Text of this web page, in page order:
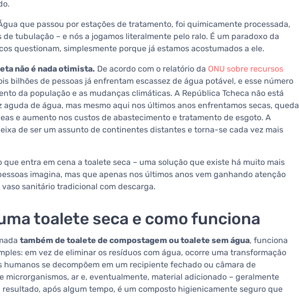
que passou por estações de tratamento, foi quimicamente processada,
tubulação – e nós a jogamos literalmente pelo ralo. É um paradoxo da
questionam, simplesmente porque já estamos acostumados a ele.
não é nada otimista. De acordo com o relatório da ONU sobre recursos
bilhões de pessoas já enfrentam escassez de água potável, e esse número
da população e as mudanças climáticas. A República Tcheca não está
aguda de água, mas mesmo aqui nos últimos anos enfrentamos secas, queda
e aumento nos custos de abastecimento e tratamento de esgoto. A
de ser um assunto de continentes distantes e torna-se cada vez mais
entra em cena a toalete seca – uma solução que existe há muito mais
imagina, mas que apenas nos últimos anos vem ganhando atenção
sanitário tradicional com descarga.
toalete seca e como funciona
também de toalete de compostagem ou toalete sem água, funciona
em vez de eliminar os resíduos com água, ocorre uma transformação
humanos se decompõem em um recipiente fechado ou câmara de
microrganismos, ar e, eventualmente, material adicionado – geralmente
após algum tempo, é um composto higienicamente seguro que